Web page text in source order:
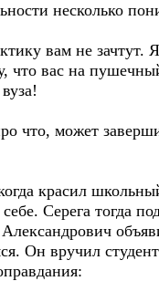
несколько
вам не зачтут.
что вас на
может
красил
Серега тогда
Он вручил